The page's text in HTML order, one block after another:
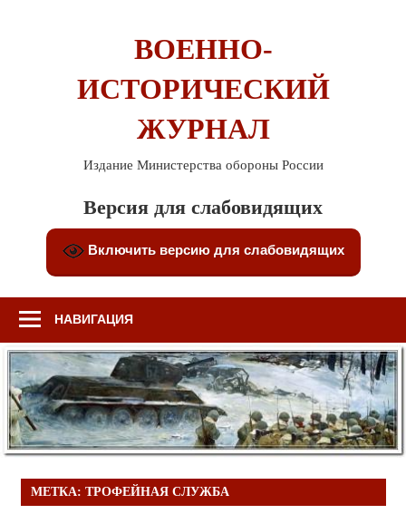
ВОЕННО-
ИСТОРИЧЕСКИЙ
ЖУРНАЛ
Издание Министерства обороны России
Версия для слабовидящих
Включить версию для слабовидящих
НАВИГАЦИЯ
МЕТКА: ТРОФЕЙНАЯ СЛУЖБА